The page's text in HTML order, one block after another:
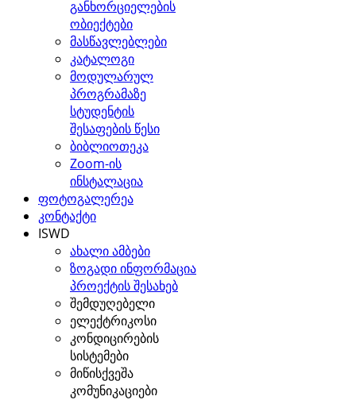
განხორციელების
ობიექტები
მასწავლებლები
კატალოგი
მოდულარულ
პროგრამაზე
სტუდენტის
შესაფების წესი
ბიბლიოთეკა
Zoom-ის
ინსტალაცია
ფოტოგალერეა
კონტაქტი
ISWD
ახალი ამბები
ზოგადი ინფორმაცია
პროექტის შესახებ
შემდუღებელი
ელექტრიკოსი
კონდიცირების
სისტემები
მიწისქვეშა
კომუნიკაციები